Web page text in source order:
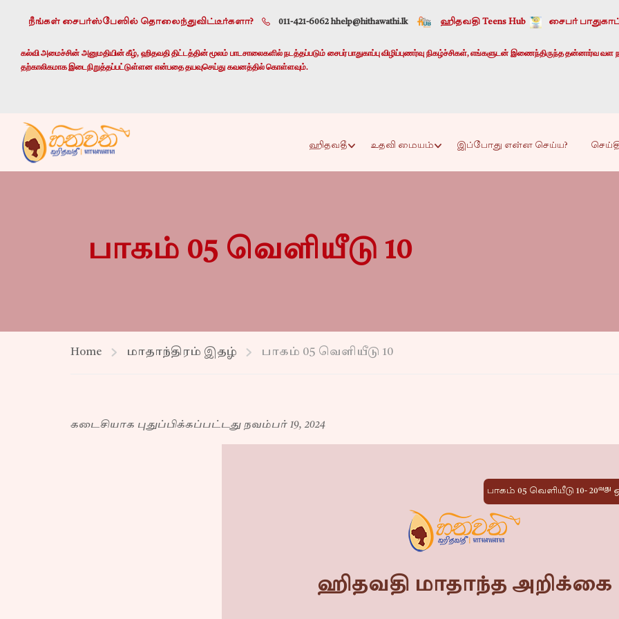
நீங்கள் சைபர்ஸ்பேஸில் தொலைந்துவிட்டீர்களா? 011-421-6062 hhelp@hithawathi.lk ஹிதவதி Teens Hub சைபர்
கல்வி அமைச்சின் அனுமதியின் கீழ், ஹிதவதி திட்டத்தின் மூலம் பாடசாலைகளில் நடத்தப்படும் சைபர் பாதுகாப்பு விழிப்புணர்வு நிகழ்ச்சிகள், எங்களுடன் இணைந்திருந்த தன்னார்வ வள
தற்காலிகமாக இடைநிறுத்தப்பட்டுள்ளன என்பதை தயவுசெய்து கவனத்தில் கொள்ளவும்.
ஹிதவதீ உதவி மையம் இப்போது என்ன செய்ய?
பாகம் 05 வெளியீடு 10
Home மாதாந்திரம் இதழ் பாகம் 05 வெளியீடு 10
கடைசியாக புதுப்பிக்கப்பட்டது நவம்பர் 19, 2024
பாகம் 05 வெளியீடு 10- 20வது
ஹிதவதி மாதாந்த அறிக்கை